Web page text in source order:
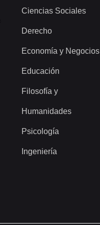
Ciencias Sociales
Derecho
Economía y Negocios
Educación
Filosofía y
Humanidades
Psicología
Ingeniería